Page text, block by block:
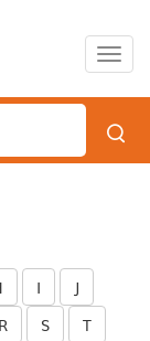
I
J
R S
T